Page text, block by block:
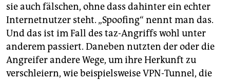
sie auch fälschen, ohne dass dahinter ein echter
Internetnutzer steht. „Spoofing“ nennt man das.
Und das ist im Fall des taz-Angriffs wohl unter
anderem passiert. Daneben nutzten der oder die
Angreifer andere Wege, um ihre Herkunft zu
verschleiern, wie beispielsweise VPN-Tunnel, die